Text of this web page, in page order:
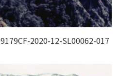
2020-12-SL00062-017